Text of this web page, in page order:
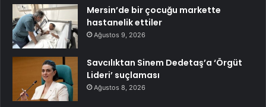
Mersin’de bir çocuğu markette
hastanelik ettiler
Ağustos 9, 2026
Savcılıktan Sinem Dedetaş’a ‘Örgüt
Lideri’ suçlaması
Ağustos 8, 2026